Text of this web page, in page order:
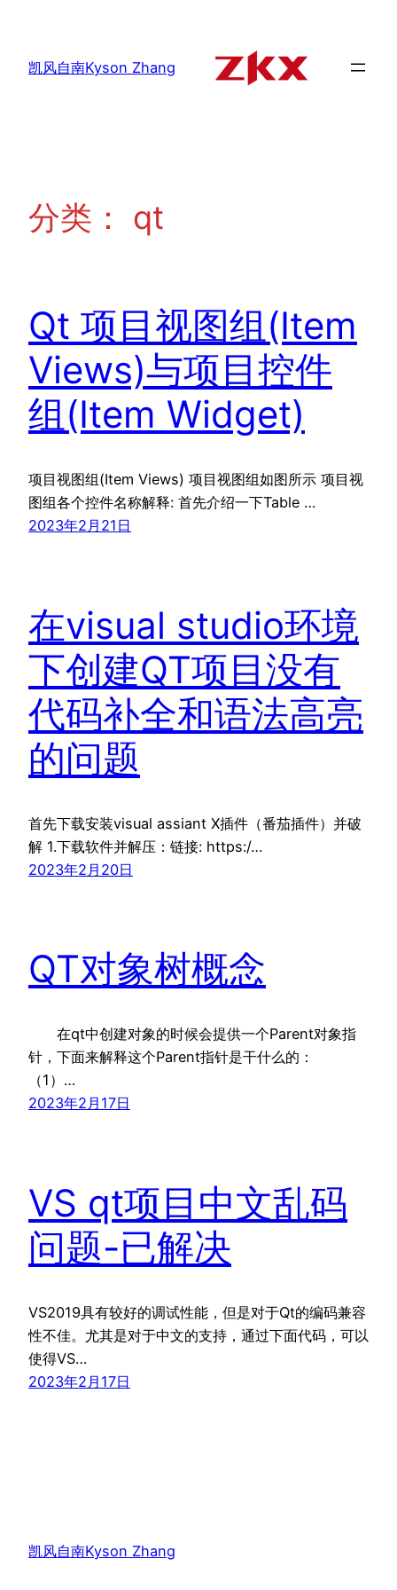
凯风自南Kyson Zhang
分类： qt
Qt 项目视图组(Item
Views)与项目控件
组(Item Widget)
项目视图组(Item Views) 项目视图组如图所示 项目视
图组各个控件名称解释: 首先介绍一下Table …
2023年2月21日
在visual studio环境
下创建QT项目没有
代码补全和语法高亮
的问题
首先下载安装visual assiant X插件（番茄插件）并破
解 1.下载软件并解压：链接: https:/…
2023年2月20日
QT对象树概念
在qt中创建对象的时候会提供一个Parent对象指
针，下面来解释这个Parent指针是干什么的：
（1）…
2023年2月17日
VS qt项目中文乱码
问题-已解决
VS2019具有较好的调试性能，但是对于Qt的编码兼容
性不佳。尤其是对于中文的支持，通过下面代码，可以
使得VS…
2023年2月17日
凯风自南Kyson Zhang